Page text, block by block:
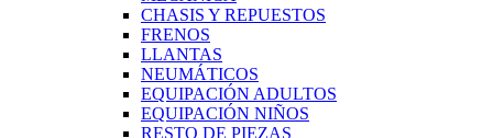
CHASIS Y REPUESTOS
FRENOS
LLANTAS
NEUMÁTICOS
EQUIPACIÓN ADULTOS
EQUIPACIÓN NIÑOS
RESTO DE PIEZAS